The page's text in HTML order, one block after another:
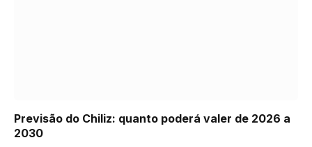
Previsão do Chiliz: quanto poderá valer de 2026 a
2030